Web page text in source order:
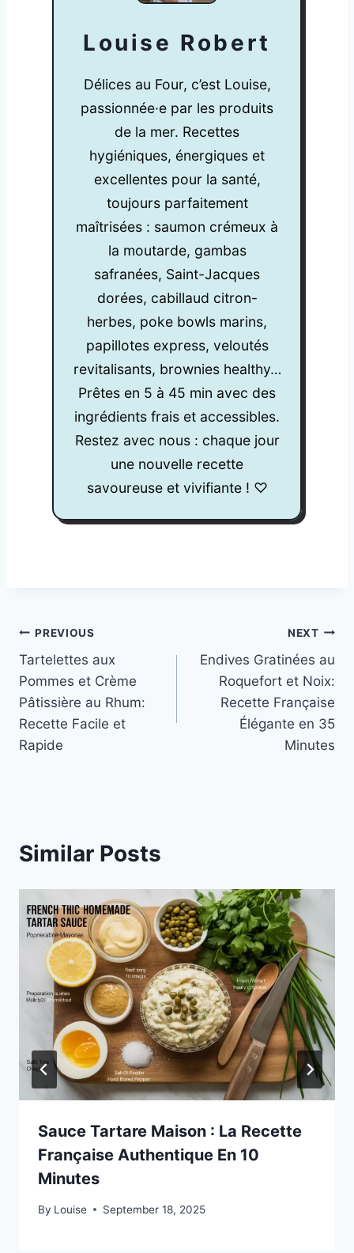
Louise Robert
Délices au Four, c’est Louise,
passionnée·e par les produits
de la mer. Recettes
hygiéniques, énergiques et
excellentes pour la santé,
toujours parfaitement
maîtrisées : saumon crémeux à
la moutarde, gambas
safranées, Saint-Jacques
dorées, cabillaud citron-
herbes, poke bowls marins,
papillotes express, veloutés
revitalisants, brownies healthy…
Prêtes en 5 à 45 min avec des
ingrédients frais et accessibles.
Restez avec nous : chaque jour
une nouvelle recette
savoureuse et vivifiante ! ♡
Post
Navigation
PREVIOUS
Tartelettes aux
Pommes et Crème
Pâtissière au Rhum:
Recette Facile et
Rapide
NEXT
Endives Gratinées au
Roquefort et Noix:
Recette Française
Élégante en 35
Minutes
Similar Posts
Sauce Tartare Maison : La Recette
Française Authentique En 10
Minutes
By Louise September 18, 2025